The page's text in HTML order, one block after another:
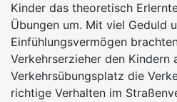
Kinder das theoretisch
Übungen um. Mit viel Geduld
Einfühlungsvermögen
Verkehrserzieher den Kindern
Verkehrsübungsplatz die
richtige Verhalten im